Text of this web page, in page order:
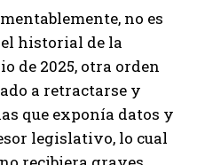
no es
historial de la
de 2025, otra orden
a retractarse y
que exponía datos y
legislativo, lo cual